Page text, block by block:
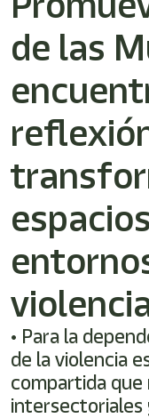
de las
• Para la
de la violencia
compartida
intersectoriales